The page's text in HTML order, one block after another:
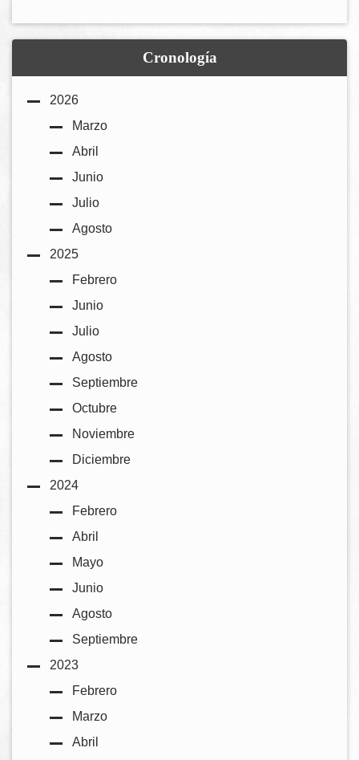
Cronología
2026
Marzo
Abril
Junio
Julio
Agosto
2025
Febrero
Junio
Julio
Agosto
Septiembre
Octubre
Noviembre
Diciembre
2024
Febrero
Abril
Mayo
Junio
Agosto
Septiembre
2023
Febrero
Marzo
Abril